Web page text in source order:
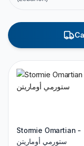
Stormie Omartian -
ستورمي أوماريتن